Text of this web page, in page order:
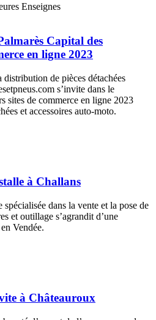
Enseignes
Capital des
en ligne 2023
distribution de pièces détachées
s’invite dans le
sites de commerce en ligne 2023
et accessoires auto-moto.
à Challans
spécialisée dans la vente et la pose de
et outillage s’agrandit d’une
Vendée.
à Châteauroux